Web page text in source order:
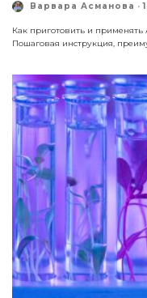
Варвара Асманова ·
Как приготовить и применять
Пошаговая инструкция,